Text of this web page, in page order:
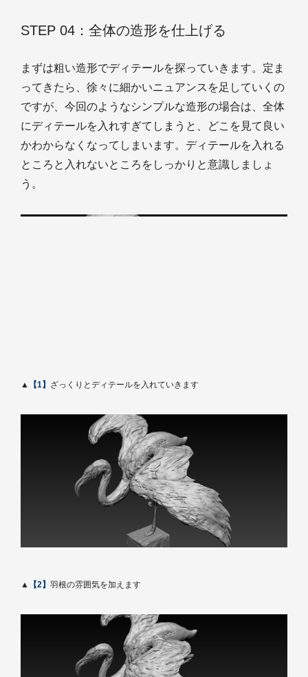
STEP 04：全体の造形を仕上げる
まずは粗い造形でディテールを探っていきます。定ま
ってきたら、徐々に細かいニュアンスを足していくの
ですが、今回のようなシンプルな造形の場合は、全体
にディテールを入れすぎてしまうと、どこを見て良い
かわからなくなってしまいます。ディテールを入れる
ところと入れないところをしっかりと意識しましょ
う。
▲ 【1】 ざっくりとディテールを入れていきます
▲ 【2】 羽根の雰囲気を加えます